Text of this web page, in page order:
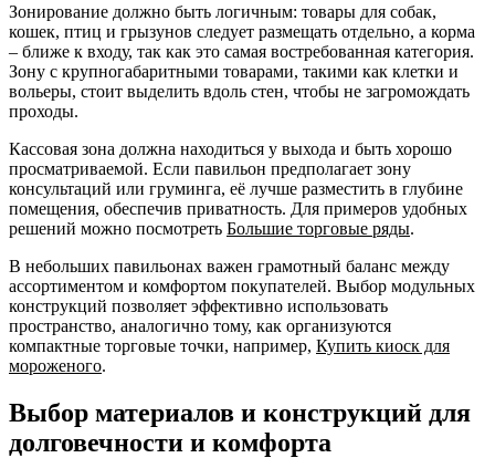
Зонирование должно быть логичным: товары для собак,
кошек, птиц и грызунов следует размещать отдельно, а корма
– ближе к входу, так как это самая востребованная категория.
Зону с крупногабаритными товарами, такими как клетки и
вольеры, стоит выделить вдоль стен, чтобы не загромождать
проходы.
Кассовая зона должна находиться у выхода и быть хорошо
просматриваемой. Если павильон предполагает зону
консультаций или груминга, её лучше разместить в глубине
помещения, обеспечив приватность. Для примеров удобных
решений можно посмотреть Большие торговые ряды.
В небольших павильонах важен грамотный баланс между
ассортиментом и комфортом покупателей. Выбор модульных
конструкций позволяет эффективно использовать
пространство, аналогично тому, как организуются
компактные торговые точки, например, Купить киоск для
мороженого.
Выбор материалов и конструкций для
долговечности и комфорта